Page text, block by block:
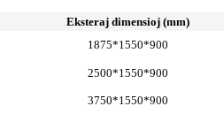
Eksteraj dimensioj (mm)
1875*1550*900
2500*1550*900
3750*1550*900